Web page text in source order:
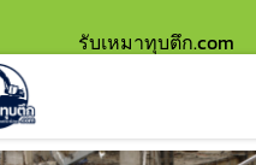
รับเหมาทุบตึก.com